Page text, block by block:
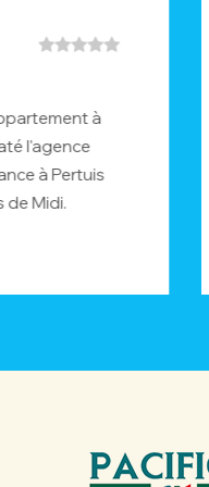
à
l'agence
à Pertuis
de Midi.